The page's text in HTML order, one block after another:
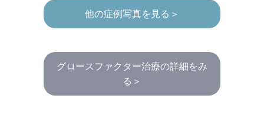
他の症例写真を見る＞
グロースファクター治療の詳細をみ
る＞